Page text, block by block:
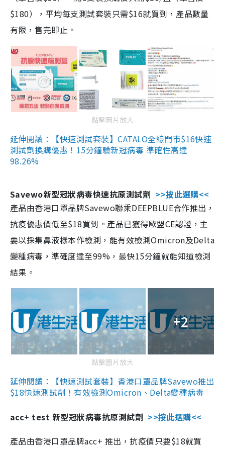
$180），平均每支測試套裝只需$16就買到，產品數量
有限，售完即止。
點擊圖片放大
延伸閱讀：【快速測試套裝】CATALO全線門市$16快速
測試劑換購優惠！15分鐘驗新冠病毒 準確性高達
98.26%
Savewo新型冠狀病毒快速抗原測試劑 >>按此選購<<
產品由香港口罩品牌Savewo聯乘DEEPBLUE合作推出，
抗疫優惠價低至$18買到。產品已獲得歐盟CE認證，主
要以採集鼻液樣本作檢測，能有效檢測Omicron及Delta
變種病毒，準確度達至99%，最快15分鐘就能知道檢測
結果。
+2
點擊圖片放大
延伸閱讀：【快速測試套裝】香港口罩品牌Savewo推出
$18快速測試劑！有效檢測Omicron、Delta變種病毒
acc+ test 新型冠狀病毒抗原測試劑 >>按此選購<<
產品由香港口罩品牌acc+ 推出，抗疫價只要$18就買